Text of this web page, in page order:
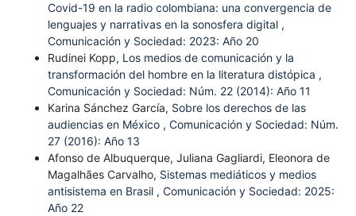
Covid-19 en la radio colombiana: una convergencia de
lenguajes y narrativas en la sonosfera digital ,
Comunicación y Sociedad: 2023: Año 20
Rudinei Kopp, Los medios de comunicación y la
transformación del hombre en la literatura distópica ,
Comunicación y Sociedad: Núm. 22 (2014): Año 11
Karina Sánchez García, Sobre los derechos de las
audiencias en México , Comunicación y Sociedad: Núm.
27 (2016): Año 13
Afonso de Albuquerque, Juliana Gagliardi, Eleonora de
Magalhães Carvalho, Sistemas mediáticos y medios
antisistema en Brasil , Comunicación y Sociedad: 2025:
Año 22